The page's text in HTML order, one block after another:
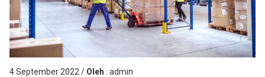
4 September 2022 / Oleh : admin